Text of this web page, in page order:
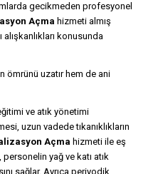
gecikmeden profesyonel
Açma hizmeti almış
konusunda
ömrünü uzatır hem de ani
ve atık yönetimi
uzun vadede tıkanıklıkların
Açma hizmeti ile eş
yağ ve katı atık
sağlar. Ayrıca periyodik